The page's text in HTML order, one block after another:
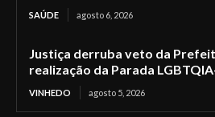
SAÚDE agosto 6, 2026
Justiça derruba veto da
realização da Parada
VINHEDO agosto 5, 2026